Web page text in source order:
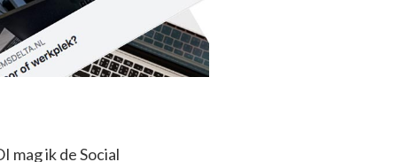
ik de Social